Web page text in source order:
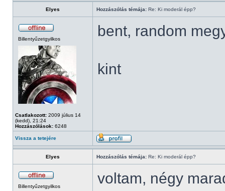
Elyes Hozzászólás témája: Re: Ki moderál épp?
Billentyűzetgyilkos
Csatlakozott: 2009 július 14
(kedd), 21:24
Hozzászólások: 6248
bent, random
kint
Vissza a tetejére
Elyes Hozzászólás témája: Re: Ki moderál épp?
Billentyűzetgyilkos voltam, négy